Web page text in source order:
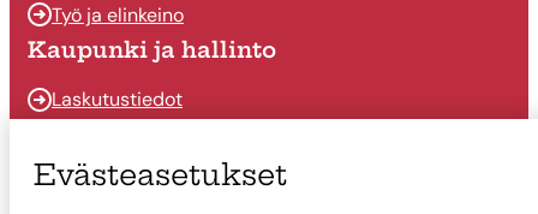
Työ ja elinkeino
Kaupunki ja hallinto
Laskutustiedot
Päätöksenteko
Evästeasetukset